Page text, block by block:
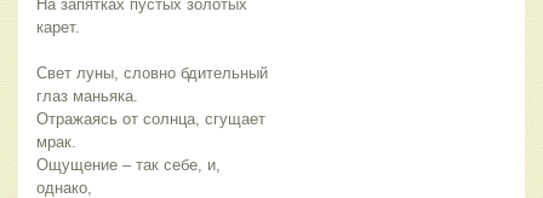
На запятках пустых золотых
карет.
Свет луны, словно бдительный
глаз маньяка.
Отражаясь от солнца, сгущает
мрак.
Ощущение – так себе, и,
однако,